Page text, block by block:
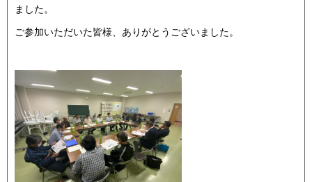
ました。
ご参加いただいた皆様、ありがとうございました。